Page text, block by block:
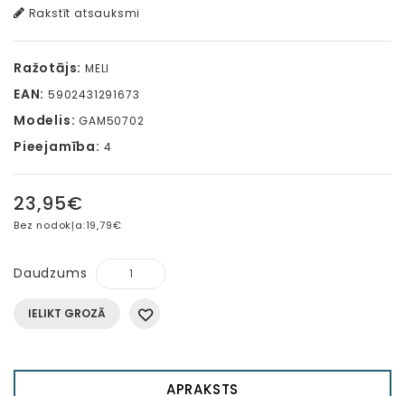
Rakstīt atsauksmi
Ražotājs: MELI
EAN: 5902431291673
Modelis: GAM50702
Pieejamība: 4
23,95€
Bez nodokļa:19,79€
Daudzums
IELIKT GROZĀ
APRAKSTS